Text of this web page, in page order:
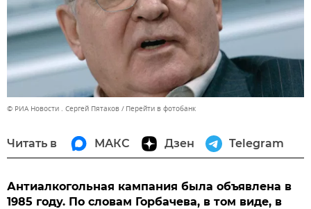
© РИА Новости . Сергей Пятаков Перейти в фотобанк
Читать в МАКС Дзен Telegram
Антиалкогольная кампания была объявлена в
1985 году. По словам Горбачева, в том виде, в